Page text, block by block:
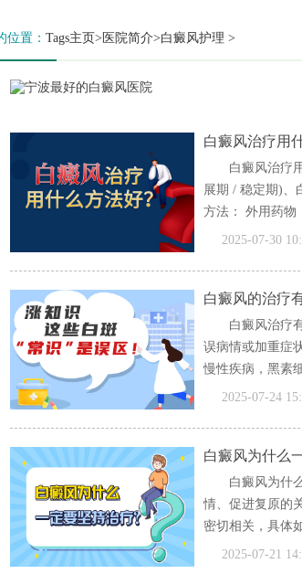
位置： Tags主页> 医院简介>白癜风护理 >
白癜风治疗用
白癜风治疗
展期 / 稳定期)、
方法： 外用药物
2025-07-30
白癜风的治疗
白癜风治疗
误病情或加重症
慢性疾病，黑素
[全文]
2025-07-24
白癜风为什么
白癜风为什
情、促进复原的
密切相关，具体
[全文]
2025-07-21